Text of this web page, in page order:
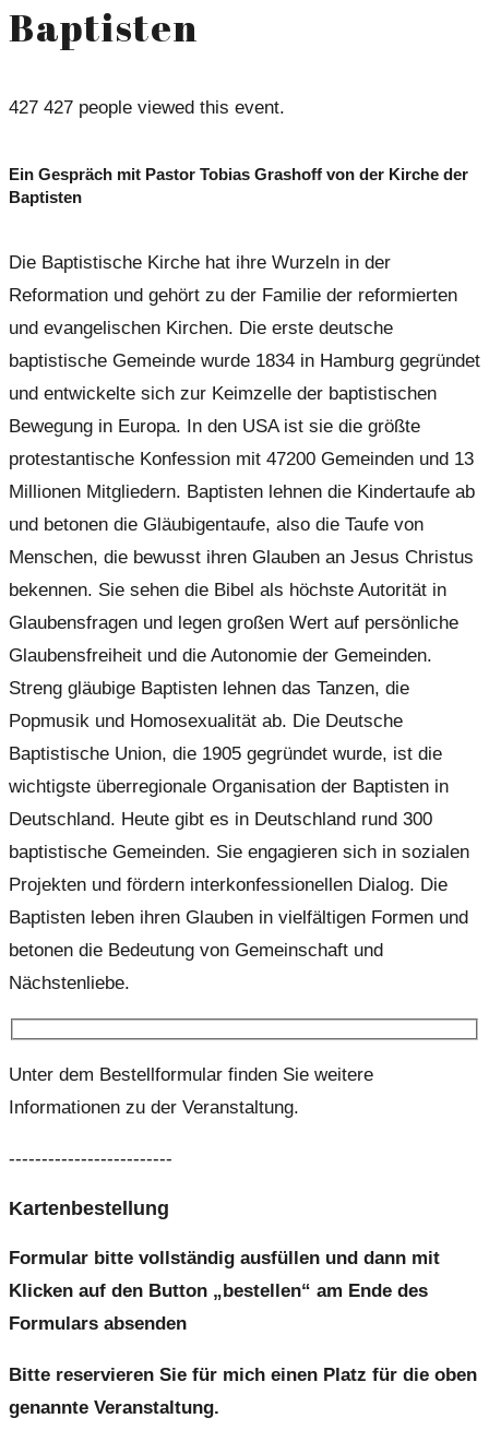
Baptisten
427 427 people viewed this event.
Ein Gespräch mit Pastor Tobias Grashoff von der Kirche der
Baptisten
Die Baptistische Kirche hat ihre Wurzeln in der
Reformation und gehört zu der Familie der reformierten
und evangelischen Kirchen. Die erste deutsche
baptistische Gemeinde wurde 1834 in Hamburg gegründet
und entwickelte sich zur Keimzelle der baptistischen
Bewegung in Europa. In den USA ist sie die größte
protestantische Konfession mit 47200 Gemeinden und 13
Millionen Mitgliedern. Baptisten lehnen die Kindertaufe ab
und betonen die Gläubigentaufe, also die Taufe von
Menschen, die bewusst ihren Glauben an Jesus Christus
bekennen. Sie sehen die Bibel als höchste Autorität in
Glaubensfragen und legen großen Wert auf persönliche
Glaubensfreiheit und die Autonomie der Gemeinden.
Streng gläubige Baptisten lehnen das Tanzen, die
Popmusik und Homosexualität ab. Die Deutsche
Baptistische Union, die 1905 gegründet wurde, ist die
wichtigste überregionale Organisation der Baptisten in
Deutschland. Heute gibt es in Deutschland rund 300
baptistische Gemeinden. Sie engagieren sich in sozialen
Projekten und fördern interkonfessionellen Dialog. Die
Baptisten leben ihren Glauben in vielfältigen Formen und
betonen die Bedeutung von Gemeinschaft und
Nächstenliebe.
Unter dem Bestellformular finden Sie weitere
Informationen zu der Veranstaltung.
-------------------------
Kartenbestellung
Formular bitte vollständig ausfüllen und dann mit
Klicken auf den Button „bestellen“ am Ende des
Formulars absenden
Bitte reservieren Sie für mich einen Platz für die oben
genannte Veranstaltung.